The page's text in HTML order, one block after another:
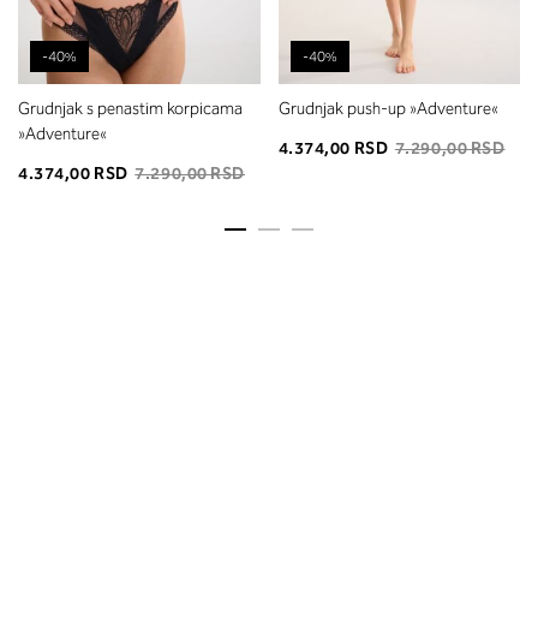
-40%
Grudnjak s penastim korpicama
»Adventure«
4.374,00 RSD 7.290,00 RSD
-40%
Grudnjak push-up »Adventure«
4.374,00 RSD 7.290,00 RSD